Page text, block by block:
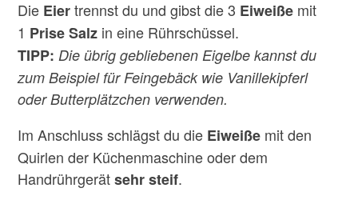
Die Eiertrennst du und gibst die 3 Eiweiße mit
1 Prise Salz in eine Rührschüssel.
TIPP:Die übrig gebliebenen Eigelbe kannst du
zum Beispiel für Feingebäck wie Vanillekipferl
oder Butterplätzchen verwenden.
Im Anschluss schlägst du die Eiweiße mit den
Quirlen der Küchenmaschine oder dem
Handrührgerätsehr steif.